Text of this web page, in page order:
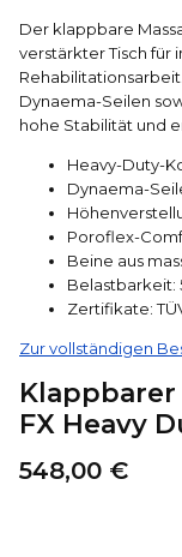
Der klappbare
verstärkter Tisch für
Dynaema-Seilen
hohe Stabilität und
Heavy-Duty-
Dynaema-
Poroflex-
Beine aus
Belastbarkeit:
Zertifikate:
Zur vollständigen
FX Heavy
Preis
548,00 €